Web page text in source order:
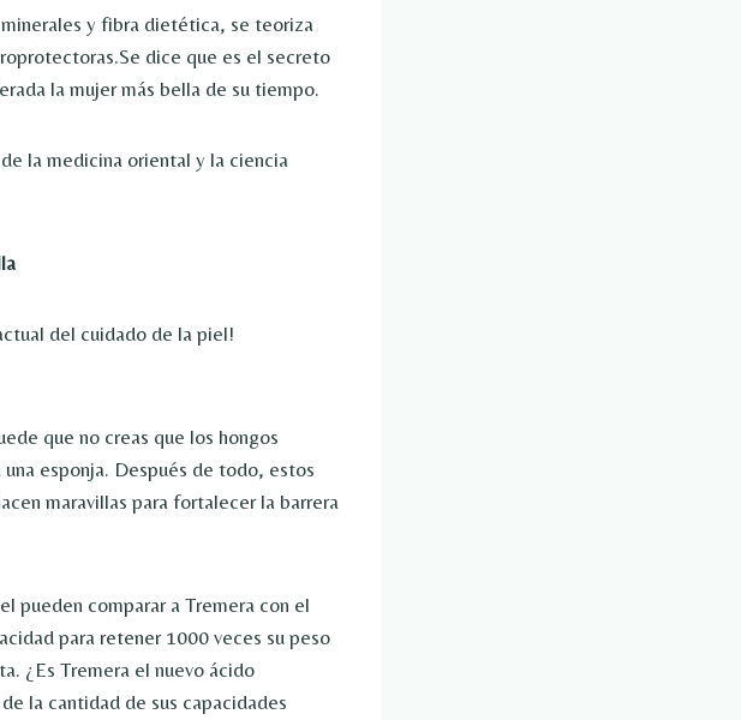
y fibra dietética, se teoriza
dice que es el secreto
la mujer más bella de su tiempo.
la medicina oriental y la ciencia
del cuidado de la piel!
que no creas que los hongos
esponja. Después de todo, estos
maravillas para fortalecer la barrera
pueden comparar a Tremera con el
para retener 1000 veces su peso
¿Es Tremera el nuevo ácido
la cantidad de sus capacidades